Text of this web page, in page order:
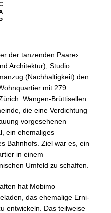
P
der tanzenden Paare›
Architektur), Studio
(Nachhaltigkeit) den
mit 279
Wangen-Brüttisellen
die eine Verdichtung
vorgesehenen
ein ehemaliges
Bahnhofs. Ziel war es, ein
in einem
Umfeld zu schaffen.
hat Mobimo
das ehemalige Erni-
entwickeln. Das teilweise